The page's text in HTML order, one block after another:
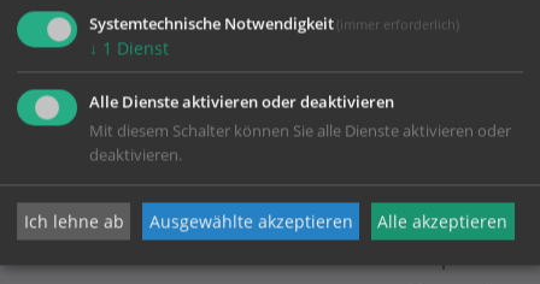
Systemtechnische Notwendigkeit (immer erforderlich)
↓ 1 Dienst
Alle Dienste aktivieren oder deaktivieren
Mit diesem Schalter können Sie alle Dienste aktivieren oder
deaktivieren.
Ich lehne ab Ausgewählte akzeptieren Alle akzeptieren